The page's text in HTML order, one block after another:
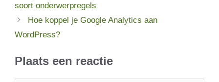
soort onderwerpregels
Hoe koppel je Google Analytics aan
WordPress?
Plaats een reactie